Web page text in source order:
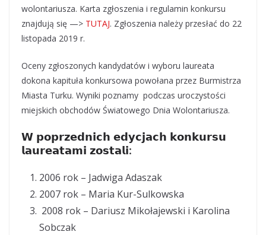
wolontariusza. Karta zgłoszenia i regulamin konkursu
znajdują się —> TUTAJ. Zgłoszenia należy przesłać do 22
listopada 2019 r.
Oceny zgłoszonych kandydatów i wyboru laureata
dokona kapituła konkursowa powołana przez Burmistrza
Miasta Turku. Wyniki poznamy podczas uroczystości
miejskich obchodów Światowego Dnia Wolontariusza.
𝗪 𝗽𝗼𝗽𝗿𝘇𝗲𝗱𝗻𝗶𝗰𝗵 𝗲𝗱𝘆𝗰𝗷𝗮𝗰𝗵 𝗸𝗼𝗻𝗸𝘂𝗿𝘀𝘂
𝗹𝗮𝘂𝗿𝗲𝗮𝘁𝗮𝗺𝗶 𝘇𝗼𝘀𝘁𝗮𝗹𝗶:
2006 rok – Jadwiga Adaszak
2007 rok – Maria Kur-Sulkowska
2008 rok – Dariusz Mikołajewski i Karolina
Sobczak